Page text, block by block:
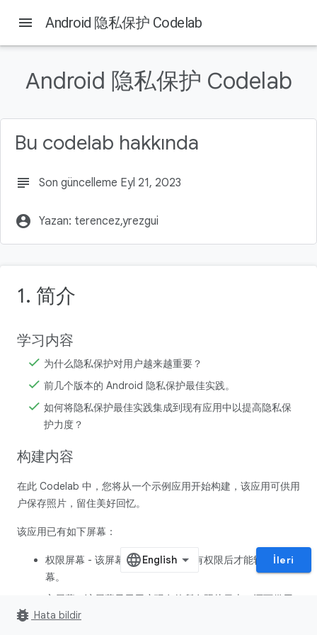
Bu sayfada
构建内容
所需条件
如需查找参考代码（可选），请执行以下操作：
menu Android 隐私保护 Codelab
Android 隐私保护 Codelab
Bu codelab hakkında
subject Son güncelleme Eyl 21, 2023
account_circle Yazan: terencez,yrezgui
1. 简介
学习内容
为什么隐私保护对用户越来越重要？
前几个版本的 Android 隐私保护最佳实践。
如何将隐私保护最佳实践集成到现有应用中以提高隐私保
护力度？
构建内容
在此 Codelab 中，您将从一个示例应用开始构建，该应用可供用
户保存照片，留住美好回忆。
该应用已有如下屏幕：
权限屏幕 - 该屏幕要求用户授予所有权限后才能转到主屏
幕。
主屏幕 - 该屏幕显示用户现有的所有照片日志，还可供用
户添加新的照片日志。
İleri
bug_report Hata bildir